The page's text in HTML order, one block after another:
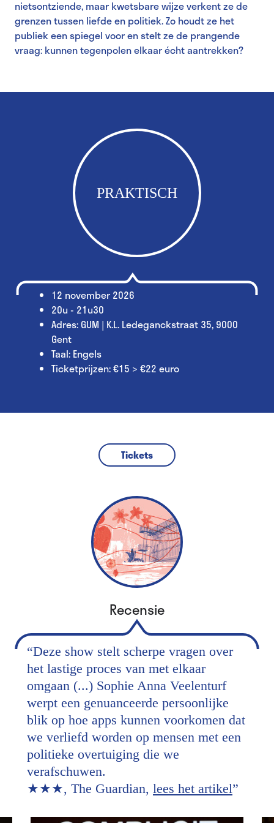
nietsontziende, maar kwetsbare wijze verkent ze de
grenzen tussen liefde en politiek. Zo houdt ze het
publiek een spiegel voor en stelt ze de prangende
vraag: kunnen tegenpolen elkaar écht aantrekken?
PRAKTISCH
12 november 2026
20u - 21u30
Adres: GUM | K.L. Ledeganckstraat 35, 9000
Gent
Taal: Engels
Ticketprijzen: €15 > €22 euro
Tickets
Recensie
“Deze show stelt scherpe vragen over
het lastige proces van met elkaar
omgaan (...) Sophie Anna Veelenturf
werpt een genuanceerde persoonlijke
blik op hoe apps kunnen voorkomen dat
we verliefd worden op mensen met een
politieke overtuiging die we
verafschuwen.
★★★, The Guardian, lees het artikel”